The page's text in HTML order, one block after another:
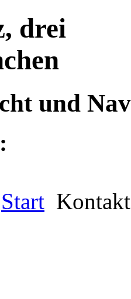
und
Start Kontakt